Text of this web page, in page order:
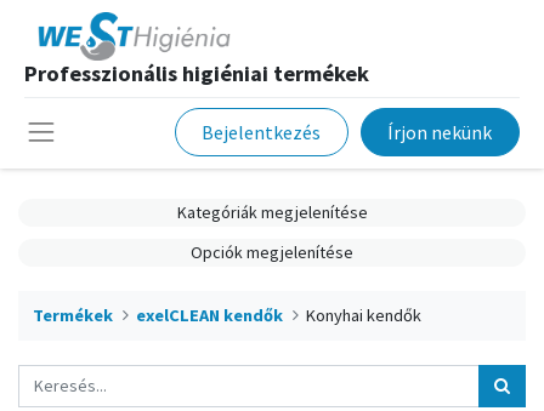
Professzionális higiéniai termékek
Bejelentkezés Írjon nekünk
Kategóriák megjelenítése
Opciók megjelenítése
Termékek exelCLEAN kendők Konyhai kendők